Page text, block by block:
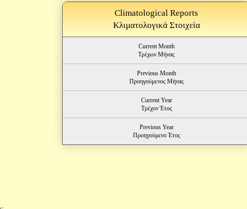
Climatological Reports
Κλιματολογικά Στοιχεία
Current Month
Τρέχων Μήνας
Previous Month
Προηγούμενος Μήνας
Current Year
Τρέχον Έτος
Previous Year
Προηγούμενο Έτος